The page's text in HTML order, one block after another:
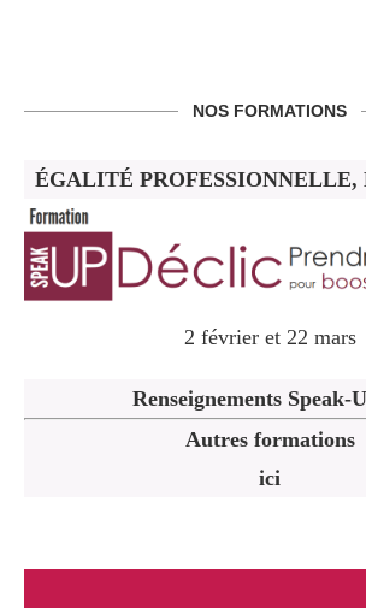
NOS FORMATIONS
ÉGALITÉ PROFESSIONNELLE,
2 février et 22 mars
Renseignements Speak-
Autres formations
ici